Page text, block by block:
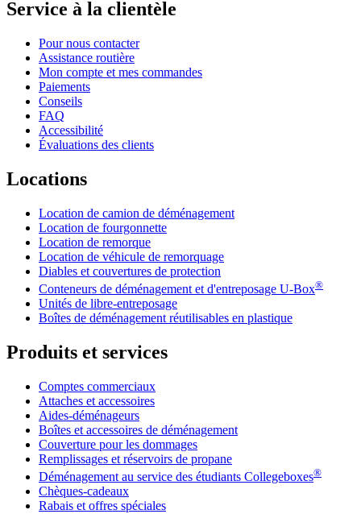
Service à la clientèle
Pour nous contacter
Assistance routière
Mon compte et mes commandes
Paiements
Conseils
FAQ
Accessibilité
Évaluations des clients
Locations
Location de camion de déménagement
Location de fourgonnette
Location de remorque
Location de véhicule de remorquage
Diables et couvertures de protection
Conteneurs de déménagement et d'entreposage U-Box®
Unités de libre-entreposage
Boîtes de déménagement réutilisables en plastique
Produits et services
Comptes commerciaux
Attaches et accessoires
Aides-déménageurs
Boîtes et accessoires de déménagement
Couverture pour les dommages
Remplissages et réservoirs de propane
Déménagement au service des étudiants Collegeboxes®
Chèques-cadeaux
Rabais et offres spéciales